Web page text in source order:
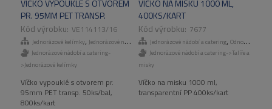
VÍČKO VYPOUKLÉ S OTVOREM
PR. 95MM PET TRANSP.
50KS/BAL, 800KS/KART
VE114113/16
Jednorázové kelímky, Jednorázové nádobí a catering
Jednorázové nádobí a catering-
>Jednorázové kelímky
Víčko vypouklé s otvorem pr.
95mm PET transp. 50ks/bal,
800ks/kart
VÍČKO NA MISKU 1000 ML,
400KS/KART
7677
Jednorázové nádobí a catering, Odnosné obaly a menuboxy
Jednorázové nádobí a catering->Talíře a
misky
Víčko na misku 1000 ml,
transparentní PP 400ks/kart